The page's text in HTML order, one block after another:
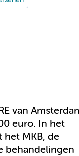
van
euro. In het
het MKB, de
behandelingen